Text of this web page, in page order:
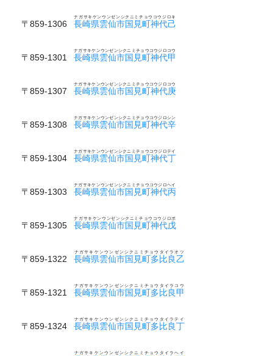
〒859-1306 長崎県雲仙市国見町神代己
ナガサキケンウンゼンシクニミチョウコウジロキ
〒859-1301 長崎県雲仙市国見町神代甲
ナガサキケンウンゼンシクニミチョウコウジロコウ
〒859-1307 長崎県雲仙市国見町神代庚
ナガサキケンウンゼンシクニミチョウコウジロコウ
〒859-1308 長崎県雲仙市国見町神代辛
ナガサキケンウンゼンシクニミチョウコウジロシン
〒859-1304 長崎県雲仙市国見町神代丁
ナガサキケンウンゼンシクニミチョウコウジロテイ
〒859-1303 長崎県雲仙市国見町神代丙
ナガサキケンウンゼンシクニミチョウコウジロヘイ
〒859-1305 長崎県雲仙市国見町神代戊
ナガサキケンウンゼンシクニミチョウコウジロボ
〒859-1322 長崎県雲仙市国見町多比良乙
ナガサキケンウンゼンシクニミチョウタイラオツ
〒859-1321 長崎県雲仙市国見町多比良甲
ナガサキケンウンゼンシクニミチョウタイラコウ
〒859-1324 長崎県雲仙市国見町多比良丁
ナガサキケンウンゼンシクニミチョウタイラテイ
ナガサキケンウンゼンシクニミチョウタイラヘイ